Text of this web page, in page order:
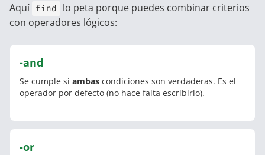
Aquí find
lo peta porque puedes combinar criterios
con operadores lógicos:
-and
Se cumple si ambas condiciones son verdaderas. Es el
operador por defecto (no hace falta escribirlo).
-or